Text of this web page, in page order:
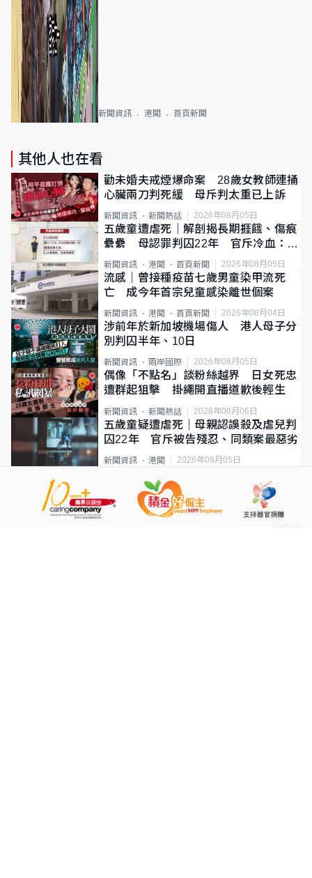
新聞資訊 港聞 首頁新聞
其他人也在看
勸未婚夫戒煙爆命案 28歲女教師連捅
心臟兩刀判死緩 母斥判太重已上訴
新聞資訊 新聞熱話 2026年08月05日
五歲童遭虐死｜解剖揭長期捱餓、傷痕
纍纍 母認罪判囚22年 官斥冷血：同
類案最惡劣
新聞資訊 港聞 首頁新聞 2026年08月05日
流感｜曾接種疫苗七歲男童染甲流死
亡 成今年首宗兒童感染離世個案
新聞資訊 港聞 首頁新聞 2026年08月04日
涉前年於新加坡機場傷人 港人母子分
別判囚半年、10日
新聞資訊 兩岸國際 2026年08月05日
偶像「不點名」談粉絲越界 日女死忠
遭群起狙擊 掛繩開直播道歉後輕生
新聞資訊 新聞熱話 2026年08月06日
五歲童疑遭虐死｜母親認誤殺及虐兒判
囚22年 官斥被告殘忍、同類案最惡劣
新聞資訊 港聞 2026年08月05日